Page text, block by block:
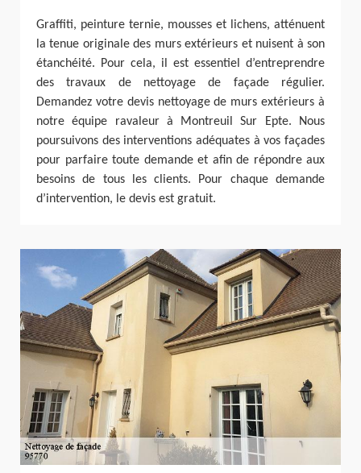
Graffiti, peinture ternie, mousses et lichens, atténuent
la tenue originale des murs extérieurs et nuisent à son
étanchéité. Pour cela, il est essentiel d’entreprendre
des travaux de nettoyage de façade régulier.
Demandez votre devis nettoyage de murs extérieurs à
notre équipe ravaleur à Montreuil Sur Epte. Nous
poursuivons des interventions adéquates à vos façades
pour parfaire toute demande et afin de répondre aux
besoins de tous les clients. Pour chaque demande
d’intervention, le devis est gratuit.